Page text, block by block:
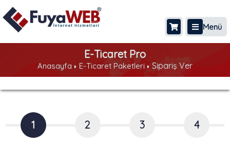
Menü
E-Ticaret Pro
Anasayfa E-Ticaret Paketleri Sipariş Ver
1 2 3 4